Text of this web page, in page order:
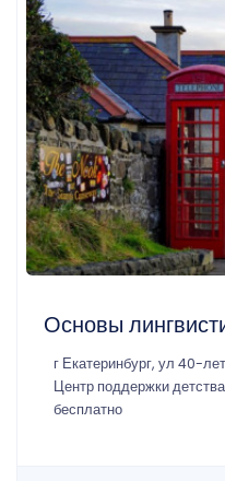
Основы
г Екатеринбург, ул 40-
Центр поддержки детства
бесплатно